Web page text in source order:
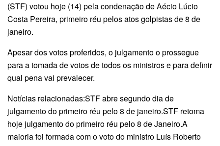
(STF) votou hoje (14) pela condenação de Aécio Lúcio
Costa Pereira, primeiro réu pelos atos golpistas de 8 de
janeiro.
Apesar dos votos proferidos, o julgamento o prossegue
para a tomada de votos de todos os ministros e para definir
qual pena vai prevalecer.
Notícias relacionadas:STF abre segundo dia de
julgamento do primeiro réu pelo 8 de janeiro.STF retoma
hoje julgamento do primeiro réu pelo 8 de Janeiro.A
maioria foi formada com o voto do ministro Luís Roberto